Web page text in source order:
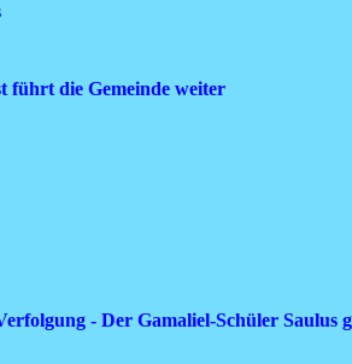
führt die Gemeinde weiter
- Der Gamaliel-Schüler Saulus